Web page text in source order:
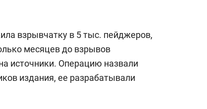
взрывчатку в 5 тыс. пейджеров,
месяцев до взрывов
источники. Операцию назвали
издания, ее разрабатывали